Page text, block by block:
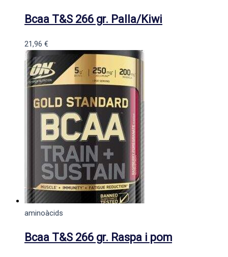
Bcaa T&S 266 gr. Palla/Kiwi
21,96 €
aminoàcids
Bcaa T&S 266 gr. Raspa i pom